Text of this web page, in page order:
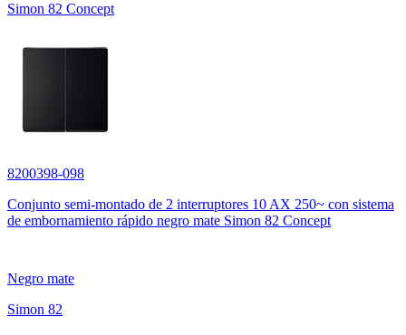
Simon 82 Concept
8200398-098
Conjunto semi-montado de 2 interruptores 10 AX 250~ con sistema
de embornamiento rápido negro mate Simon 82 Concept
Negro mate
Simon 82